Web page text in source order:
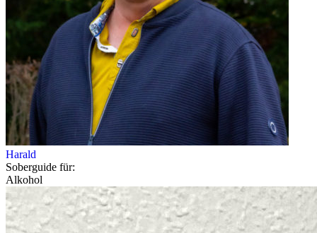
Harald
Soberguide für:
Alkohol